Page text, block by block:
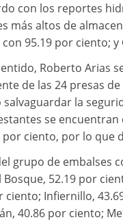
con los reportes
más altos de
95.19 por ciento;
Roberto Arias
de las 24 presas
salvaguardar la
se
por ciento, por lo que
grupo de embalses
Bosque, 52.19 por
ciento; Infiernillo,
40.86 por ciento;